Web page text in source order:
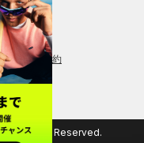
会員規約
All Rights Reserved.